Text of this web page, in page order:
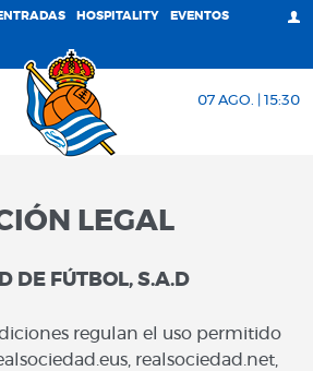
HOSPITALITY EVENTOS
07 AGO. | 15:30
LEGAL
DE FÚTBOL, S.A.D
regulan el uso permitido
realsociedad.net,